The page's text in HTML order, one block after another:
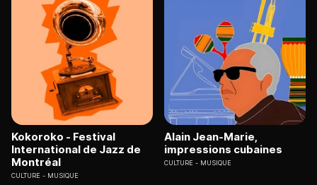
Kokoroko - Festival
International de Jazz de
Montréal
CULTURE MUSIQUE
Alain Jean-Marie,
impressions cubaines
CULTURE MUSIQUE